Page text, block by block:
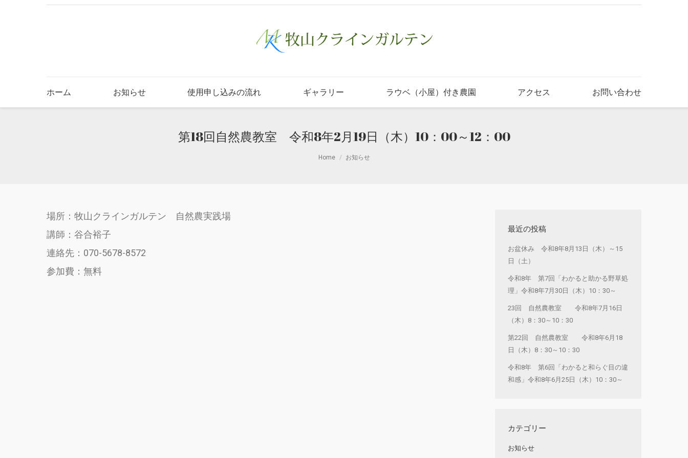
ホーム お知らせ 使用申し込みの流れ ギャラリー ラウベ（小屋）付き農園 アクセス お問い合わせ
第18回自然農教室 令和8年2月19日（木）10：00～12：00
Home お知らせ
場所：牧山クラインガルテン 自然農実践場
講師：谷合裕子
連絡先：070-5678-8572
参加費：無料
最近の投稿
お盆休み 令和8年8月13日（木）～15
日（土）
令和8年 第7回「わかると助かる野草処
理」令和8年7月30日（木）10：30～
23回 自然農教室 令和8年7月16日
（木）8：30～10：30
第22回 自然農教室 令和8年6月18
日（木）8：30～10：30
令和8年 第6回「わかると和らぐ目の違
和感」令和8年6月25日（木）10：30～
カテゴリー
お知らせ